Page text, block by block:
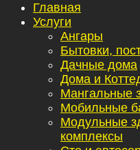
Главная
Услуги
Ангары
Бытовки,
Дачные дома
Дома и
Мангальные
Мобильные
Модульные
комплексы